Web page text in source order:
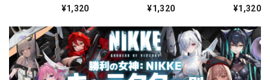
¥1,320
ォーチュンメイト
¥1,320
シャープレッスン
¥1,320